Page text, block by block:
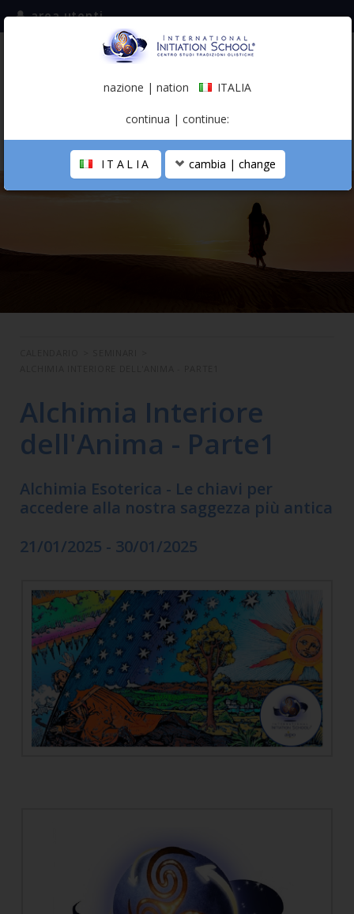
iscriviti alla mailing list
(italiano)
area utenti
LA SCUOLA
Alchimia Interiore
dell'Anima - Parte1
Alchimia Esoterica - Le chiavi per
accedere alla nostra saggezza più antica
21/01/2025 - 30/01/2025
nazione | nation ITALIA
continua | continue:
ITALIA cambia | change